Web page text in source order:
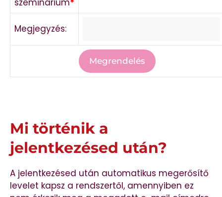
szeminárium*
Megjegyzés:
Mi történik a
jelentkezésed után?
A jelentkezésed után automatikus megerősítő
levelet kapsz a rendszertől, amennyiben ez